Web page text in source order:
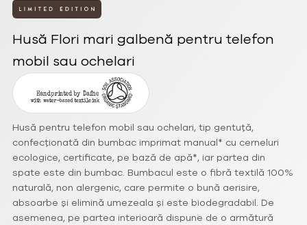
Husă Flori mari galbenă pentru telefon
mobil sau ochelari
Husă pentru telefon mobil sau ochelari, tip gentuță,
confecționată din bumbac imprimat manual* cu cerneluri
ecologice, certificate, pe bază de apă*, iar partea din
spate este din bumbac. Bumbacul este o fibră textilă 100%
naturală, non alergenic, care permite o bună aerisire,
absoarbe și elimină umezeala și este biodegradabil. De
asemenea, pe partea interioară dispune de o armătură